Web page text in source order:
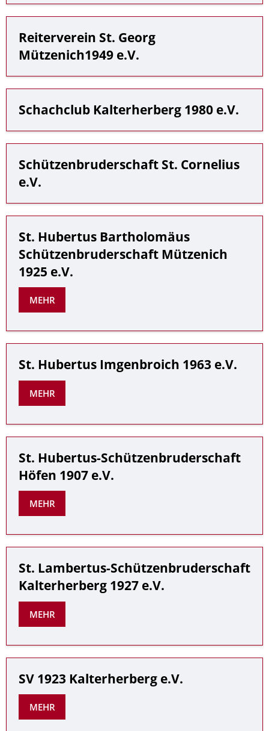
Reiterverein St. Georg
Mützenich1949 e.V.
Schachclub Kalterherberg 1980 e.V.
Schützenbruderschaft St. Cornelius
e.V.
St. Hubertus Bartholomäus
Schützenbruderschaft Mützenich
1925 e.V.
MEHR
St. Hubertus Imgenbroich 1963 e.V.
MEHR
St. Hubertus-Schützenbruderschaft
Höfen 1907 e.V.
MEHR
St. Lambertus-Schützenbruderschaft
Kalterherberg 1927 e.V.
MEHR
SV 1923 Kalterherberg e.V.
MEHR